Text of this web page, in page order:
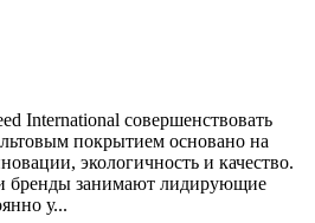
International совершенствовать
покрытием основано на
экологичность и качество.
бренды занимают лидирующие
у...